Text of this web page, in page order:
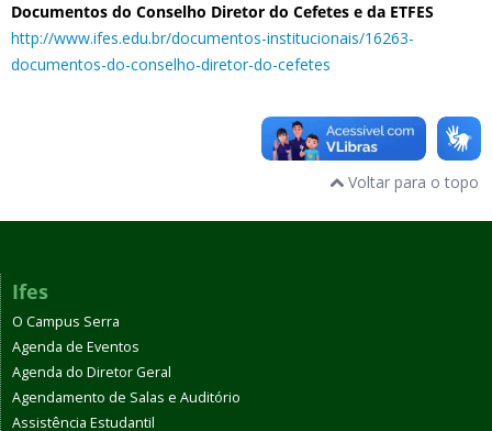
Documentos do Conselho Diretor do Cefetes e da ETFES
http://www.ifes.edu.br/documentos-institucionais/16263-
documentos-do-conselho-diretor-do-cefetes
Voltar para o topo
Ifes
O Campus Serra
Agenda de Eventos
Agenda do Diretor Geral
Agendamento de Salas e Auditório
Assistência Estudantil